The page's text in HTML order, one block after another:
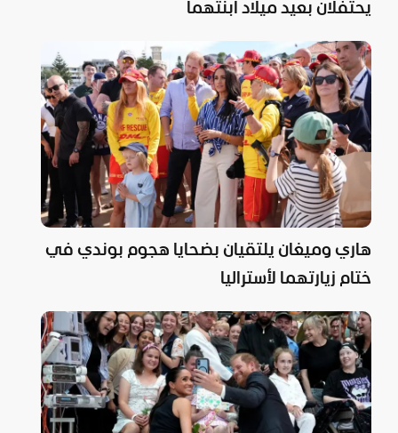
يحتفلان بعيد ميلاد ابنتهما
هاري وميغان يلتقيان بضحايا هجوم بوندي في
ختام زيارتهما لأستراليا